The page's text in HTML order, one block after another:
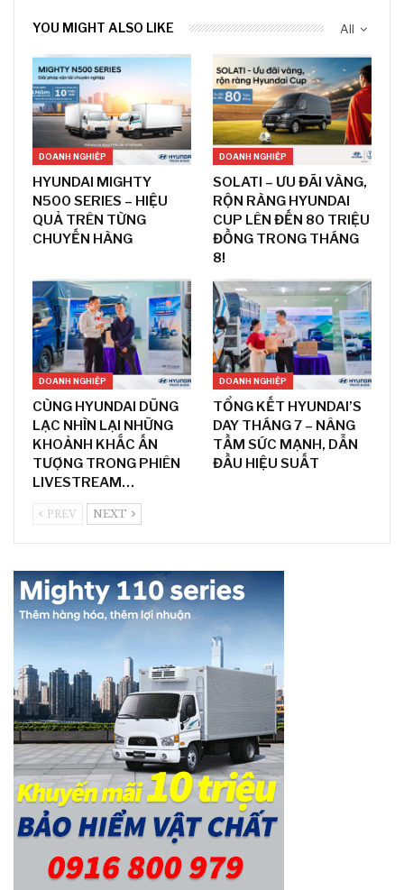
All
YOU MIGHT ALSO LIKE
DOANH NGHIỆP
HYUNDAI MIGHTY
N500 SERIES – HIỆU
QUẢ TRÊN TỪNG
CHUYẾN HÀNG
DOANH NGHIỆP
SOLATI – ƯU ĐÃI VÀNG,
RỘN RÀNG HYUNDAI
CUP LÊN ĐẾN 80 TRIỆU
ĐỒNG TRONG THÁNG
8!
DOANH NGHIỆP
CÙNG HYUNDAI DŨNG
LẠC NHÌN LẠI NHỮNG
KHOẢNH KHẮC ẤN
TƯỢNG TRONG PHIÊN
LIVESTREAM…
DOANH NGHIỆP
TỔNG KẾT HYUNDAI’S
DAY THÁNG 7 – NÂNG
TẦM SỨC MẠNH, DẪN
ĐẦU HIỆU SUẤT
PREV NEXT